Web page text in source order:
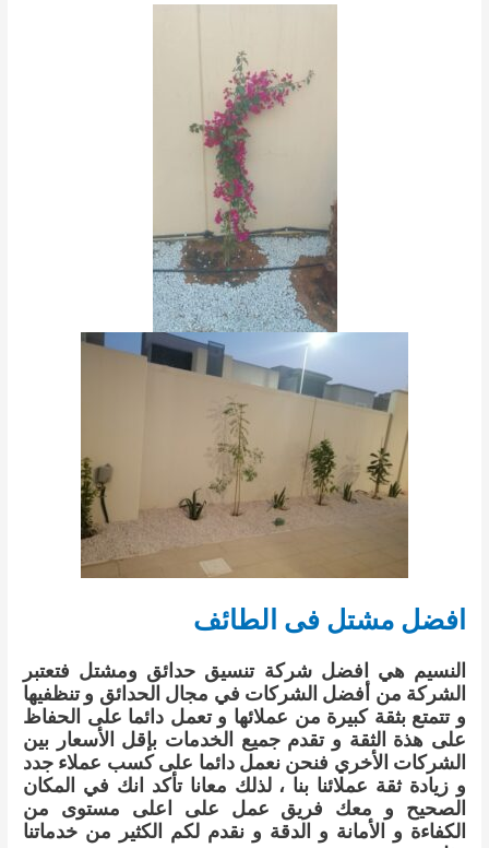
افضل مشتل فى الطائف
النسيم هي افضل شركة تنسيق حدائق ومشتل فتعتبر
الشركة من أفضل الشركات في مجال الحدائق و تنظفيها
و تتمتع بثقة كبيرة من عملائها و تعمل دائما على الحفاظ
على هذة الثقة و تقدم جميع الخدمات بإقل الأسعار بين
الشركات الأخري فنحن نعمل دائما على كسب عملاء جدد
و زيادة ثقة عملائنا بنا ، لذلك معانا تأكد انك في المكان
الصحيح و معك فريق عمل على اعلى مستوى من
الكفاءة و الأمانة و الدقة و نقدم لكم الكثير من خدماتنا